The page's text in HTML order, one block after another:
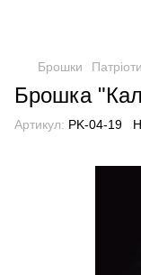
Брошки
Брошка
Артикул: PK-04-19